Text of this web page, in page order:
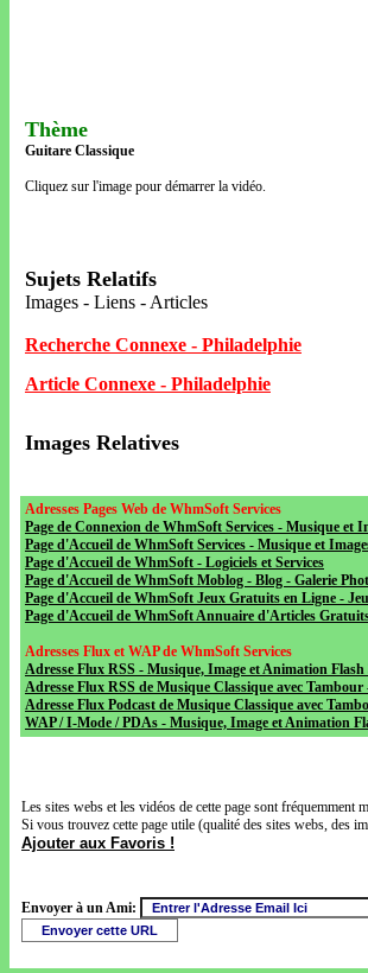
Thème
Guitare Classique
Cliquez sur l'image pour démarrer la vidéo.
Sujets Relatifs
Images - Liens - Articles
Recherche Connexe - Philadelphie
Article Connexe - Philadelphie
Images Relatives
Adresses Pages Web de WhmSoft Services
Page de Connexion de WhmSoft Services - Musique et
Page d'Accueil de WhmSoft Services - Musique et
Page d'Accueil de WhmSoft - Logiciels et Services
Page d'Accueil de WhmSoft Moblog - Blog - Galerie
Page d'Accueil de WhmSoft Jeux Gratuits en Ligne -
Page d'Accueil de WhmSoft Annuaire d'Articles
Adresses Flux et WAP de WhmSoft Services
Adresse Flux RSS - Musique, Image et Animation
Adresse Flux RSS de Musique Classique avec
Adresse Flux Podcast de Musique Classique avec
WAP / I-Mode / PDAs - Musique, Image et Animation
Les sites webs et les vidéos de cette page sont fréquemment
Si vous trouvez cette page utile (qualité des sites webs, des
Ajouter aux Favoris !
Envoyer à un Ami: